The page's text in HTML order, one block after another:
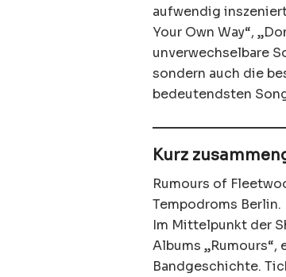
aufwendig
Your Own Way“,
unverwechselbare
sondern auch die
bedeutendsten
Kurz
Rumours of
Tempodroms Berlin.
Im Mittelpunkt der
Albums
Bandgeschichte.